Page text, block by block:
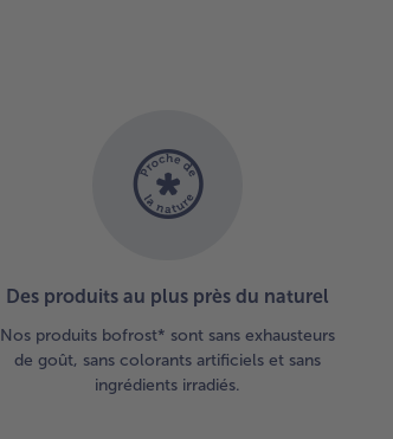
Des produits au plus près du naturel
Nos produits bofrost* sont sans exhausteurs
de goût, sans colorants artificiels et sans
ingrédients irradiés.